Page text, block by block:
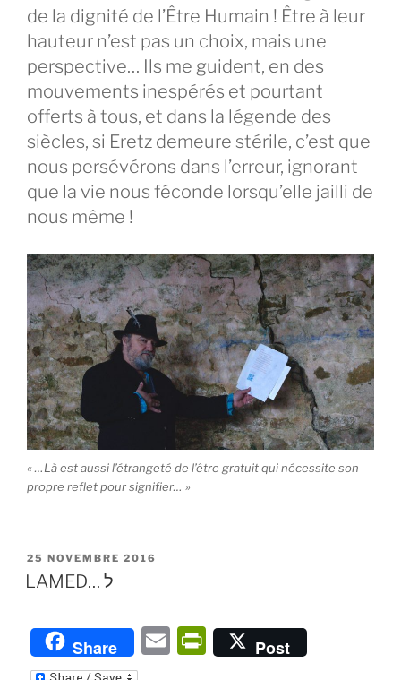
de la dignité de l’Être Humain ! Être à leur
hauteur n’est pas un choix, mais une
perspective… Ils me guident, en des
mouvements inespérés et pourtant
offerts à tous, et dans la légende des
siècles, si Eretz demeure stérile, c’est que
nous persévérons dans l’erreur, ignorant
que la vie nous féconde lorsqu’elle jailli de
nous même !
« …Là est aussi l’étrangeté de l’être gratuit qui nécessite son
propre reflet pour signifier… »
PUBLIÉ
LE
25 NOVEMBRE 2016
LAMED… ל
Share
E
P
ri
Post